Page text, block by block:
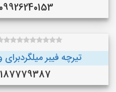
09926240153 (رفسنجان )
تیرچه فیبر
09187779387